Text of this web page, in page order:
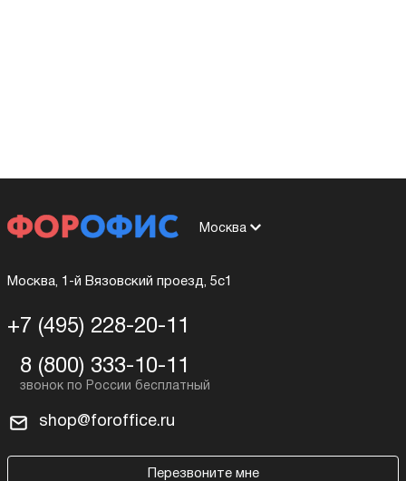
Москва
Москва, 1-й Вязовский проезд, 5с1
+7 (495) 228-20-11
8 (800) 333-10-11
shop@foroffice.ru
Перезвоните мне